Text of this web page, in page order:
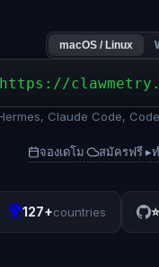
macOS / Linux
Claude Code,
จองเดโม· สมัครฟรี·▸
🌍127+countries ⭐